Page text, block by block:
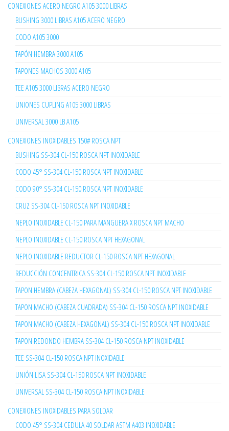
CONEXIONES ACERO NEGRO A105 3000 LIBRAS
BUSHING 3000 LIBRAS A105 ACERO NEGRO
CODO A105 3000
TAPÓN HEMBRA 3000 A105
TAPONES MACHOS 3000 A105
TEE A105 3000 LIBRAS ACERO NEGRO
UNIONES CUPLING A105 3000 LIBRAS
UNIVERSAL 3000 LB A105
CONEXIONES INOXIDABLES 150# ROSCA NPT
BUSHING SS-304 CL-150 ROSCA NPT INOXIDABLE
CODO 45° SS-304 CL-150 ROSCA NPT INOXIDABLE
CODO 90° SS-304 CL-150 ROSCA NPT INOXIDABLE
CRUZ SS-304 CL-150 ROSCA NPT INOXIDABLE
NEPLO INOXIDABLE CL-150 PARA MANGUERA X ROSCA NPT MACHO
NEPLO INOXIDABLE CL-150 ROSCA NPT HEXAGONAL
NEPLO INOXIDABLE REDUCTOR CL-150 ROSCA NPT HEXAGONAL
REDUCCIÓN CONCENTRICA SS-304 CL-150 ROSCA NPT INOXIDABLE
TAPON HEMBRA (CABEZA HEXAGONAL) SS-304 CL-150 ROSCA NPT INOXIDABLE
TAPON MACHO (CABEZA CUADRADA) SS-304 CL-150 ROSCA NPT INOXIDABLE
TAPON MACHO (CABEZA HEXAGONAL) SS-304 CL-150 ROSCA NPT INOXIDABLE
TAPON REDONDO HEMBRA SS-304 CL-150 ROSCA NPT INOXIDABLE
TEE SS-304 CL-150 ROSCA NPT INOXIDABLE
UNIÓN LISA SS-304 CL-150 ROSCA NPT INOXIDABLE
UNIVERSAL SS-304 CL-150 ROSCA NPT INOXIDABLE
CONEXIONES INOXIDABLES PARA SOLDAR
CODO 45° SS-304 CEDULA 40 SOLDAR ASTM A403 INOXIDABLE